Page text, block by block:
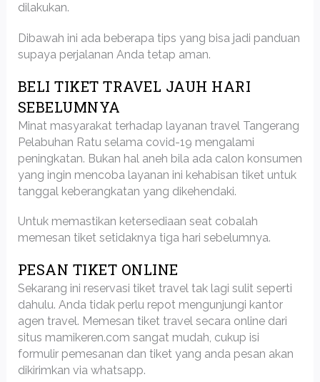
dilakukan.
Dibawah ini ada beberapa tips yang bisa jadi panduan
supaya perjalanan Anda tetap aman.
BELI TIKET TRAVEL JAUH HARI
SEBELUMNYA
Minat masyarakat terhadap layanan travel Tangerang
Pelabuhan Ratu selama covid-19 mengalami
peningkatan. Bukan hal aneh bila ada calon konsumen
yang ingin mencoba layanan ini kehabisan tiket untuk
tanggal keberangkatan yang dikehendaki.
Untuk memastikan ketersediaan seat cobalah
memesan tiket setidaknya tiga hari sebelumnya.
PESAN TIKET ONLINE
Sekarang ini reservasi tiket travel tak lagi sulit seperti
dahulu. Anda tidak perlu repot mengunjungi kantor
agen travel. Memesan tiket travel secara online dari
situs mamikeren.com sangat mudah, cukup isi
formulir pemesanan dan tiket yang anda pesan akan
dikirimkan via whatsapp.